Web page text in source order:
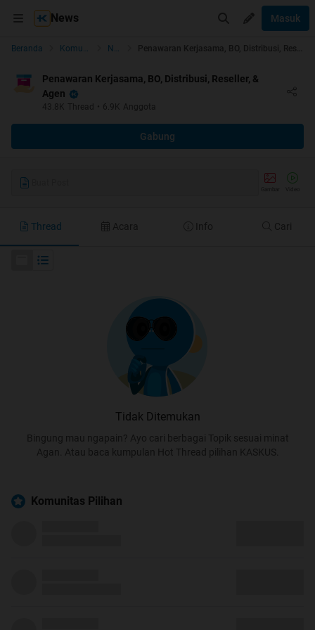
News Masuk
Beranda Komunitas News
Penawaran Kerjasama, BO, Distribusi, Reseller, &
Agen
43.8K Thread • 6.9K Anggota
Gabung
Thread Acara Info Cari
Tidak Ditemukan
Bingung mau ngapain? Ayo cari berbagai Topik sesuai minat
Agan. Atau baca kumpulan Hot Thread pilihan KASKUS.
Komunitas Pilihan